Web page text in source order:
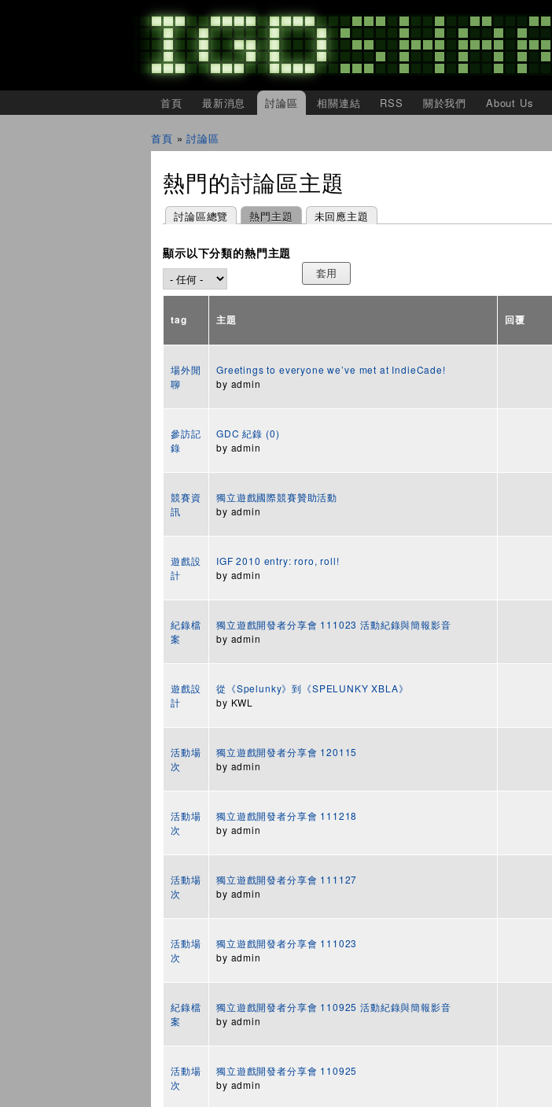
至
主
容
IGDSHARE
首頁 最新消息 討論區 相關連結 RSS 關於我們 About Us
首頁 »討論區
熱門的討論區主題
主要索引標籤
討論區總覽 熱門主題
(作用中頁籤) 未回應主題
顯示以下分類的熱門主題
tag 主題 回覆
場外閒
聊
Greetings to everyone we’ve met at IndieCade!
by admin
參訪記
錄
GDC 紀錄 (0)
by admin
競賽資
訊
獨立遊戲國際競賽贊助活動
by admin
遊戲設
計
IGF 2010 entry: roro, roll!
by admin
紀錄檔
案
獨立遊戲開發者分享會 111023 活動紀錄與簡報影音
by admin
遊戲設
計
從《Spelunky》到《SPELUNKY XBLA》
by KWL
活動場
次
獨立遊戲開發者分享會 120115
by admin
活動場
次
獨立遊戲開發者分享會 111218
by admin
活動場
次
獨立遊戲開發者分享會 111127
by admin
活動場
次
獨立遊戲開發者分享會 111023
by admin
紀錄檔
案
獨立遊戲開發者分享會 110925 活動紀錄與簡報影音
by admin
活動場
次
獨立遊戲開發者分享會 110925
by admin